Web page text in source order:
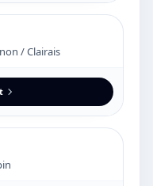
/ Clairais